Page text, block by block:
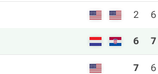
2 6
6 7
7 6